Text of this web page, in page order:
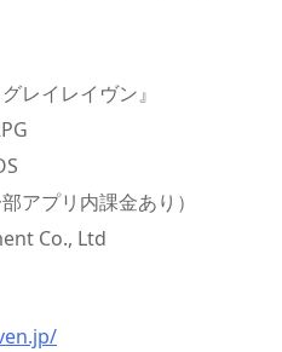
レイレイヴン』
アプリ内課金あり）
Co., Ltd